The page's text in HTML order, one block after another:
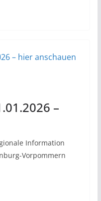
–
Information
Vorpommern